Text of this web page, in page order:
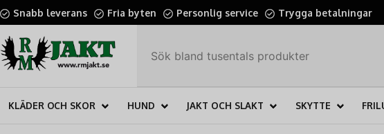
Snabb leverans Fria byten Personlig service Trygga betalningar
KLÄDER OCH SKOR HUND JAKT OCH SLAKT SKYTTE